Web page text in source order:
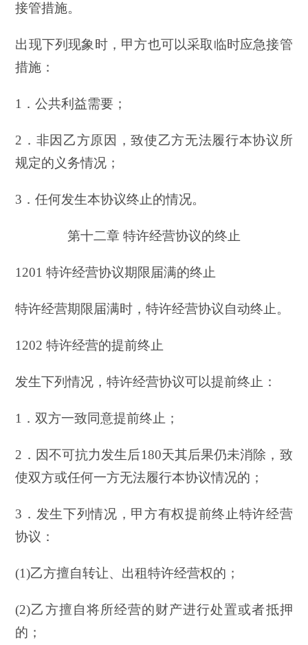
接管措施。
出现下列现象时，甲方也可以采取临时应急接管
措施：
1．公共利益需要；
2．非因乙方原因，致使乙方无法履行本协议所
规定的义务情况；
3．任何发生本协议终止的情况。
第十二章 特许经营协议的终止
1201 特许经营协议期限届满的终止
特许经营期限届满时，特许经营协议自动终止。
1202 特许经营的提前终止
发生下列情况，特许经营协议可以提前终止：
1．双方一致同意提前终止；
2．因不可抗力发生后180天其后果仍未消除，致
使双方或任何一方无法履行本协议情况的；
3．发生下列情况，甲方有权提前终止特许经营
协议：
(1)乙方擅自转让、出租特许经营权的；
(2)乙方擅自将所经营的财产进行处置或者抵押
的；